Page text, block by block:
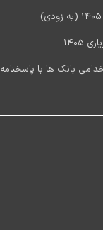
بانک ها با پاسخنامه